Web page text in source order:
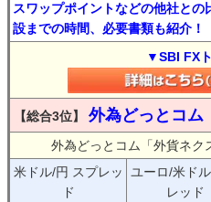
スワップポイントなどの他社と
設までの時間、必要書類も紹介！
▼SBI FX
【総合3位】 外為どっとコム
外為どっとコム「外貨ネク
米ドル/円 スプレッ
ド
ユーロ/米ド
レッド